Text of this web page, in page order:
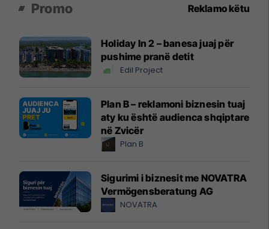
Promo Reklamo këtu
Holiday In 2 – banesa juaj për
pushime pranë detit
Edil Project
Plan B – reklamoni biznesin tuaj
aty ku është audienca shqiptare
në Zvicër
Plan B
Sigurimi i biznesit me NOVATRA
Vermögensberatung AG
NOVATRA